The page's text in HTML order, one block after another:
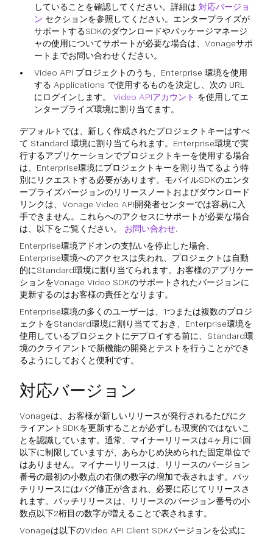
していることを確認してください。詳細は 対応バージョ
ン セクションを参照してください。エンタープライズが
サポートするSDKのダウンロードやパッケージマネージ
ャの使用についてサポートが必要な場合は、Vonageサポ
ートまでお問い合わせください。
Video API プロジェクトのうち、Enterprise 環境を使用
する Applications で使用するものを決定し、次の URL
にログインします。 Video APIアカウント を使用してエ
ンタープライズ環境に割り当てます。
デフォルトでは、新しく作成されたプロジェクトキーはすべ
て Standard 環境に割り当てられます。Enterprise環境で実
行するアプリケーションでプロジェクトキーを使用する場合
は、Enterprise環境にプロジェクトキーを割り当てるよう特
別にリクエストする必要があります。モバイルSDKのエンタ
ープライズバージョンのリリースノートおよびダウンロード
リンクは、Vonage Video API開発者センターでは容易に入
手できません。これらへのアクセスにサポートが必要な場合
は、以下をご覧ください。 お問い合わせ.
Enterprise環境アドオンの支払いを停止した場合、
Enterprise環境へのアクセスは失われ、プロジェクトは自動
的にStandard環境に割り当てられます。お客様のアプリケー
ションをVonage Video SDKのサポートされたバージョンに
更新するのはお客様の責任となります。
Enterprise環境の多くのユーザーは、1つまたは複数のプロジ
ェクトをStandard環境に割り当てておき、Enterprise環境を
使用しているプロジェクトにデプロイする前に、Standard環
境のクライアントで新機能の開発とテストを行うことができ
るようにしておくと便利です。
対応バージョン
Vonageは、お客様が新しいリリースが発行されるたびにク
ライアントSDKを更新することが必ずしも現実的ではないこ
とを認識しています。通常、マイナーリリースは4ヶ月に1回
以下に制限していますが、あらかじめ決められた固定単位で
はありません。マイナーリリースは、リリースのバージョン
番号の最初の小数点の右側の数字の増加で表されます。パッ
チリリースにはバグ修正が含まれ、必要に応じてリリースさ
れます。パッチリリースは、リリースのバージョン番号の小
数点以下2桁目の数字が増えることで表されます。
Vonageは以下のVideo API Client SDKバージョンを公式に